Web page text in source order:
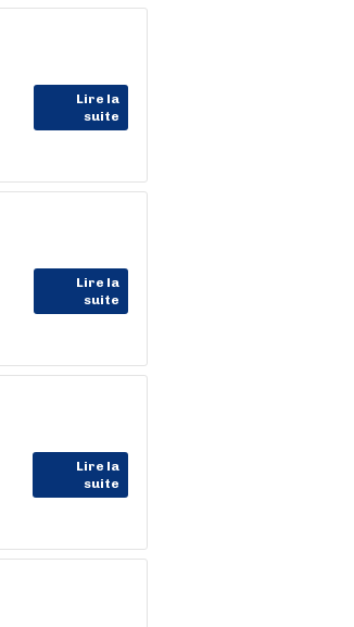
Lire la
suite
Lire la
suite
Lire la
suite